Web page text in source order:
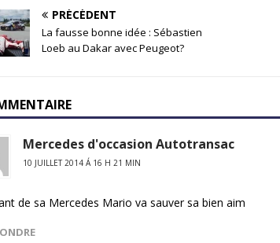
PRÉCÉDENT
La fausse bonne idée : Sébastien
Loeb au Dakar avec Peugeot?
Mercedes d'occasion Autotransac
10 JUILLET 2014 Á 16 H 21 MIN
de sa Mercedes Mario va sauver sa bien aim